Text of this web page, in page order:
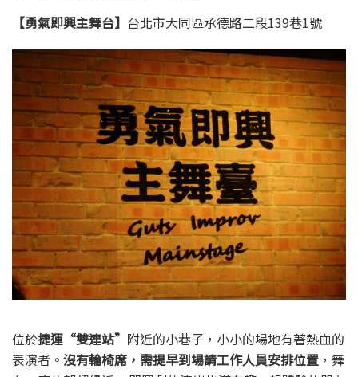
【勇氣即興主舞台】 台北市大同區承德路二段139巷1號
位於捷運“雙連站” 附近的小巷子，小小的場地有著熱血的
表演者。 沒有輪椅席，需提早到場請工作人員安排位置 ，舞